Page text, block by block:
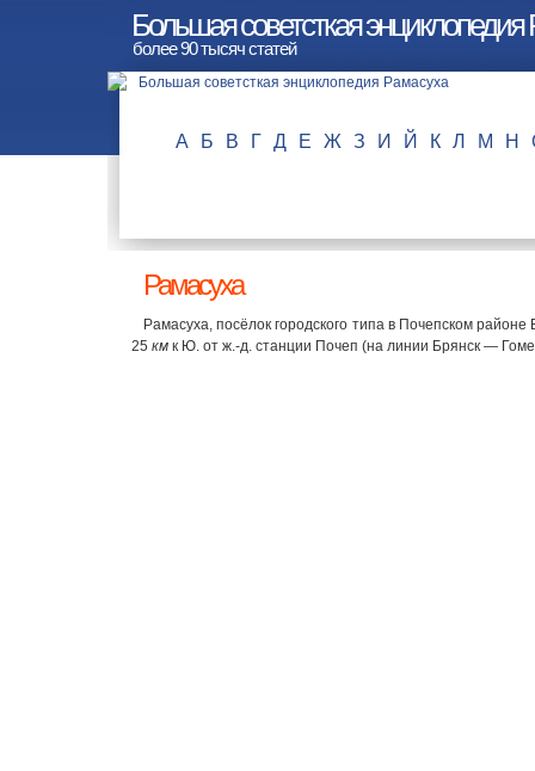
Большая советсткая энциклопедия
более 90 тысяч статей
А Б В Г Д Е Ж З И Й К Л М Н
Рамасуха
Рамасуха, посёлок городского типа в Почепском
25 км к Ю. от ж.-д. станции Почеп (на линии Брянск —